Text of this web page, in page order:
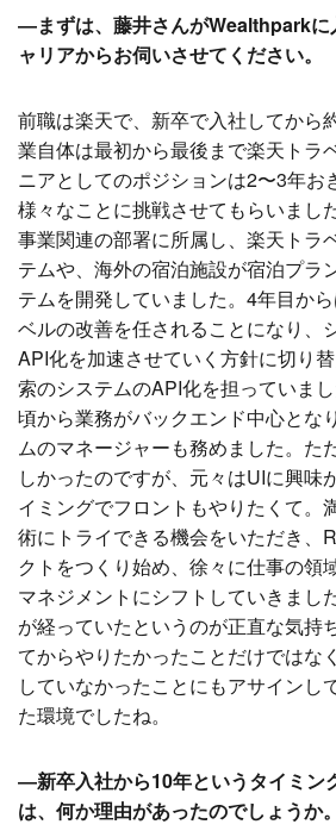
―まずは、藤井さんがWealthparkに
ャリアからお伺いさせてください。
前職は楽天で、新卒で入社してから
業自体は最初から最後まで楽天トラ
ニアとしてのポジションは2〜3年お
様々なことに挑戦させてもらいまし
事業関連の部署に所属し、楽天トラ
テムや、海外の宿泊施設が宿泊プラ
テムを開発していました。4年目か
ベルの改善を任されることになり、
API化を加速させていく方針に切り
索のシステムのAPI化を担っていま
頃から業務がバックエンド中心とな
ムのマネージャーも務めました。た
しかったのですが、元々はUIに興味
イミングでフロントもやりたくて。
術にトライできる機会をいただき、
クトをつくり始め、徐々に仕事の領
マネジメントにシフトしていきまし
が経っていたというのが正直な気持
てからやりたかったことだけではな
していなかったことにもアサインし
た環境でしたね。
―新卒入社から10年というタイミン
は、何か理由があったのでしょうか。